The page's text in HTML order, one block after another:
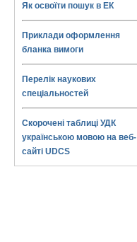
Як освоїти пошук в ЕК
Приклади оформлення
бланка вимоги
Перелік наукових
спеціальностей
Скорочені таблиці УДК
українською мовою на веб-
сайті UDCS